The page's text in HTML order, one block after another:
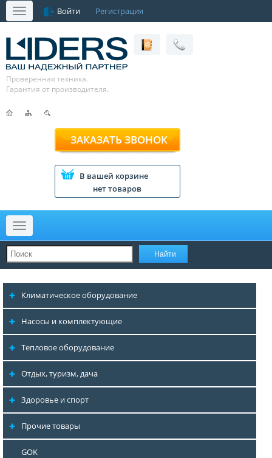
Меню Войти Регистрация
Проверенная техника.
Гарантия от производителя.
ЗАКАЗАТЬ ЗВОНОК
В вашей корзине
нет товаров
Меню
Климатическое оборудование
Насосы и комплектующие
Тепловое оборудование
Отдых, туризм, дача
Здоровье и спорт
Прочие товары
GOK